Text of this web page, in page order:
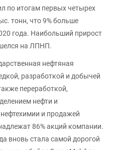
по итогам первых четырех
тонн, что 9% больше
года. Наибольший прирост
на ЛПНП.
нефтяная
разработкой и добычей
переработкой,
нефти и
и продажей
86% акций компании.
вновь стала самой дорогой